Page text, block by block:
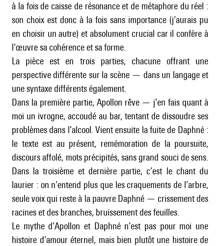
à la fois de caisse de résonance et de métaphore du réel :
son choix est donc à la fois sans importance (j’aurais pu
en choisir un autre) et absolument crucial car il confère à
l’œuvre sa cohérence et sa forme.
La pièce est en trois parties, chacune offrant une
perspective différente sur la scène — dans un langage et
une syntaxe différents également.
Dans la première partie, Apollon rêve — j’en fais quant à
moi un ivrogne, accoudé au bar, tentant de dissoudre ses
problèmes dans l’alcool. Vient ensuite la fuite de Daphné :
le texte est au présent, remémoration de la poursuite,
discours affolé, mots précipités, sans grand souci de sens.
Dans la troisième et dernière partie, c’est le chant du
laurier : on n’entend plus que les craquements de l’arbre,
seule voix qui reste à la pauvre Daphné — crissement des
racines et des branches, bruissement des feuilles.
Le mythe d’Apollon et Daphné n’est pas pour moi une
histoire d’amour éternel, mais bien plutôt une histoire de